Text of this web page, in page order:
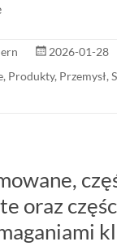
2026-01-28
, Produkty, Przemysł,
oraz